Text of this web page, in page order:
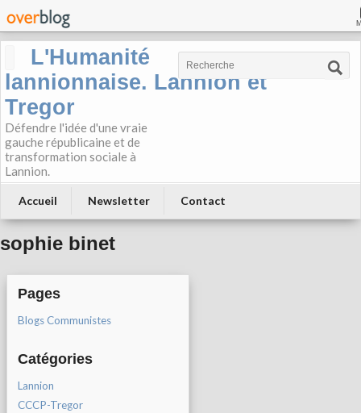
L'Humanité
lannionnaise. Lannion et
Tregor
Défendre l'idée d'une vraie
gauche républicaine et de
transformation sociale à
Lannion.
Accueil Newsletter Contact
sophie binet
Pages
Blogs Communistes
Catégories
Lannion
CCCP-Tregor